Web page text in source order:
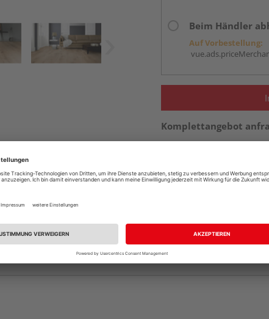
Beim Händler
Auf Vorbestellung:
Komplettangebot